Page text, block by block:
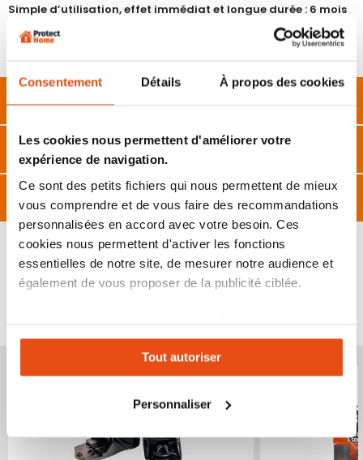
Consentement Détails À propos des cookies
Les cookies nous permettent d'améliorer votre
expérience de navigation.
Ce sont des petits fichiers qui nous permettent de mieux
vous comprendre et de vous faire des recommandations
personnalisées en accord avec votre besoin. Ces
cookies nous permettent d'activer les fonctions
essentielles de notre site, de mesurer notre audience et
également de vous proposer de la publicité ciblée.
expérience personnalisée sur notre site. Vous pouvez
changer votre choix à n'importe quel moment. Refuser
tous les cookies peut limiter certaines fonctionnalités.
Tout autoriser
Personnaliser
Simple d’utilisation, effet immédiat et longue durée : 6 mois
Description
Caractéristiques
Avis